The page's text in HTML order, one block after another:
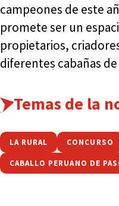
campeones de este
promete ser un
propietarios,
diferentes cabañas
Temas de la
LA RURAL CONCURSO
CABALLO PERUANO DE